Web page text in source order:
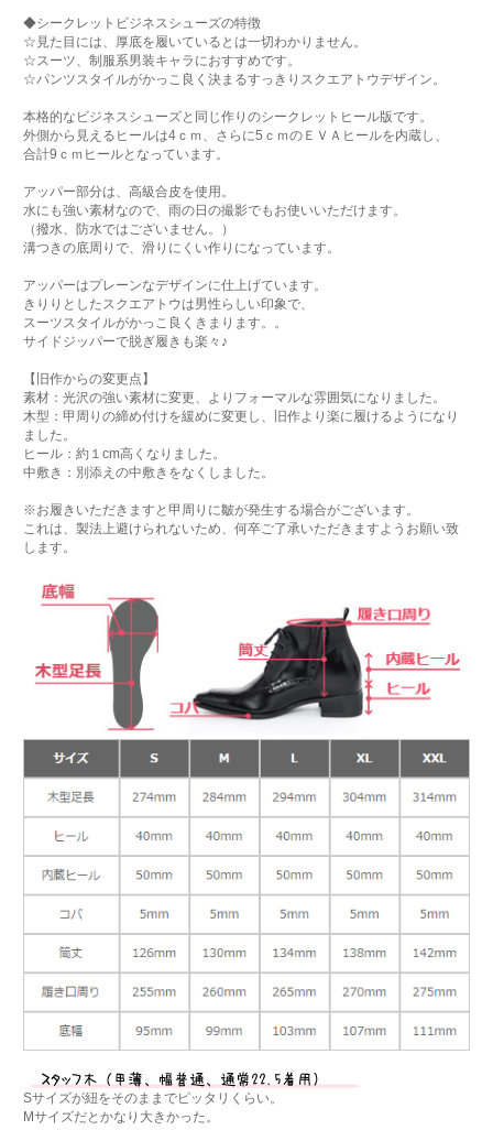
◆シークレットビジネスシューズの特徴
☆見た目には、厚底を履いているとは一切わかりません。
☆スーツ、制服系男装キャラにおすすめです。
☆パンツスタイルがかっこ良く決まるすっきりスクエアトウデザイン。
本格的なビジネスシューズと同じ作りのシークレットヒール版です。
外側から見えるヒールは4ｃｍ、さらに5ｃｍのＥＶＡヒールを内蔵し、
合計9ｃｍヒールとなっています。
アッパー部分は、高級合皮を使用。
水にも強い素材なので、雨の日の撮影でもお使いいただけます。
（撥水、防水ではございません。）
溝つきの底周りで、滑りにくい作りになっています。
アッパーはプレーンなデザインに仕上げています。
きりりとしたスクエアトウは男性らしい印象で、
スーツスタイルがかっこ良くきまります。。
サイドジッパーで脱ぎ履きも楽々♪
【旧作からの変更点】
素材：光沢の強い素材に変更、よりフォーマルな雰囲気になりました。
木型：甲周りの締め付けを緩めに変更し、旧作より楽に履けるようになり
ました。
ヒール：約１cm高くなりました。
中敷き：別添えの中敷きをなくしました。
※お履きいただきますと甲周りに皺が発生する場合がございます。
これは、製法上避けられないため、何卒ご了承いただきますようお願い致
します。
Sサイズが紐をそのままでピッタリくらい。
Mサイズだとかなり大きかった。